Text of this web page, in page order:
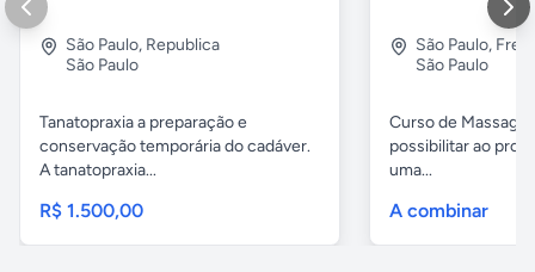
São Paulo, Republica
São Paulo
Tanatopraxia a preparação e
conservação temporária do cadáver.
A tanatopraxia...
R$ 1.500,00
São Paulo,
São Paulo
Curso de
possibilitar ao
uma...
A combinar